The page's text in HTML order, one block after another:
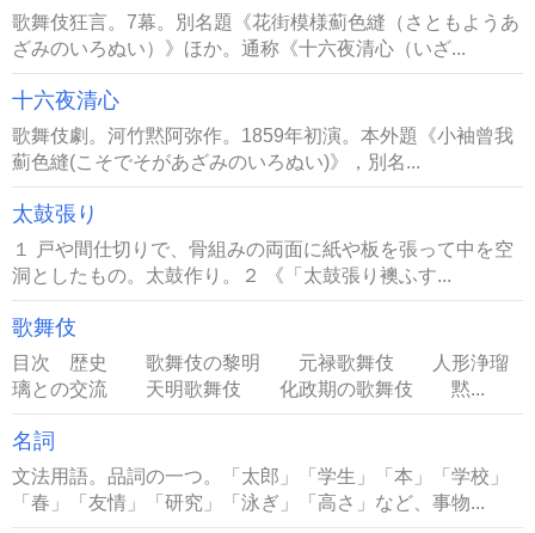
歌舞伎狂言。7幕。別名題《花街模様薊色縫（さともようあ
ざみのいろぬい）》ほか。通称《十六夜清心（いざ...
十六夜清心
歌舞伎劇。河竹黙阿弥作。1859年初演。本外題《小袖曾我
薊色縫(こそでそがあざみのいろぬい)》，別名...
太鼓張り
１ 戸や間仕切りで、骨組みの両面に紙や板を張って中を空
洞としたもの。太鼓作り。２ 《「太鼓張り襖ふす...
歌舞伎
目次 歴史 歌舞伎の黎明 元禄歌舞伎 人形浄瑠
璃との交流 天明歌舞伎 化政期の歌舞伎 黙...
名詞
文法用語。品詞の一つ。「太郎」「学生」「本」「学校」
「春」「友情」「研究」「泳ぎ」「高さ」など、事物...